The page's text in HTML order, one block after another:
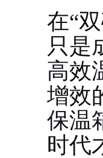
在“
只是
高效
增效
保温
时代